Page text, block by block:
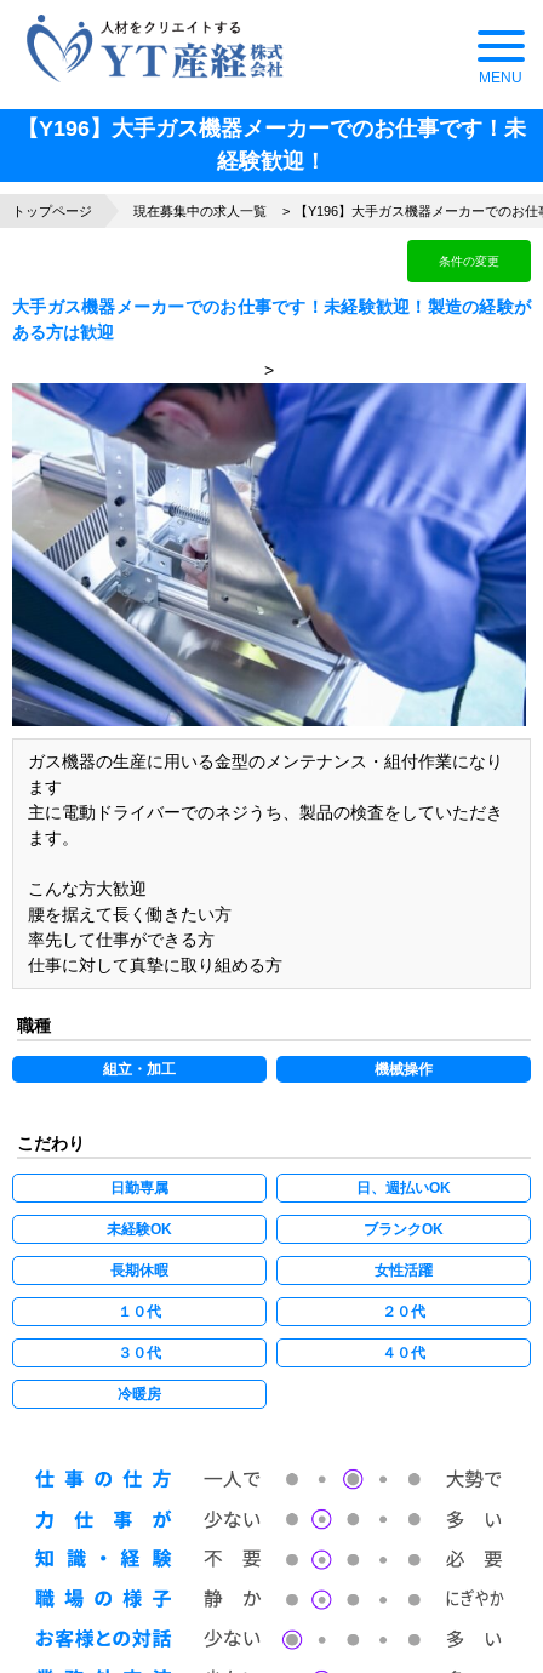
【Y196】大手ガス機器メーカーでのお仕事です！未
経験歓迎！
トップページ 現在募集中の求人一覧 【Y196】大手ガス機器メーカーでのお
条件の変更
大手ガス機器メーカーでのお仕事です！未経験歓迎！製造の経験が
ある方は歓迎
>
ガス機器の生産に用いる金型のメンテナンス・組付作業になり
ます
主に電動ドライバーでのネジうち、製品の検査をしていただき
ます。
こんな方大歓迎
腰を据えて長く働きたい方
率先して仕事ができる方
仕事に対して真摯に取り組める方
職種
組立・加工 機械操作
こだわり
日勤専属 日、週払いOK
未経験OK ブランクOK
長期休暇 女性活躍
１０代 ２０代
３０代 ４０代
冷暖房